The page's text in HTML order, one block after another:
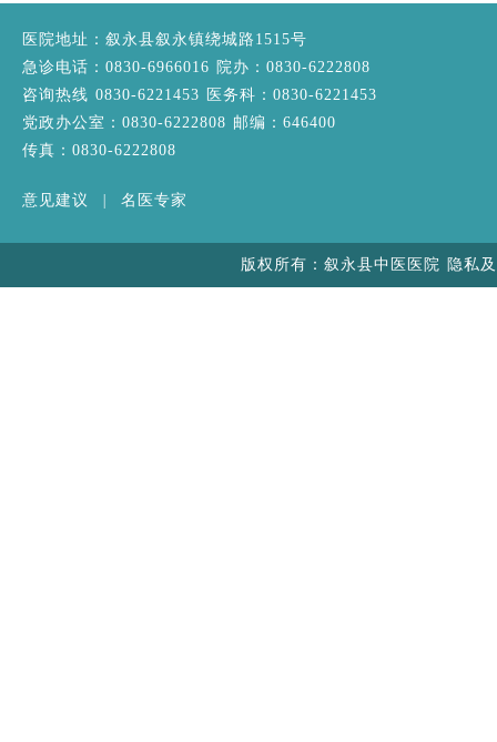
医院地址：叙永县叙永镇绕城路1515号
急诊电话：0830-6966016 院办：0830-6222808
咨询热线 0830-6221453 医务科：0830-6221453
党政办公室：0830-6222808 邮编：646400
传真：0830-6222808
意见建议 名医专家
版权所有：叙永县中医医院 隐